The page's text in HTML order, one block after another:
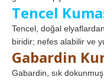
Tencel
Tencel, doğal
biridir; nefes alabilir ve
Gabardin
Gabardin, sık